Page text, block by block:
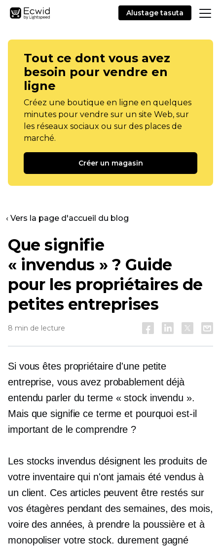
Alustage tasuta
Tout ce dont vous avez
besoin pour vendre en
ligne
Créez une boutique en ligne en quelques
minutes pour vendre sur un site Web, sur
les réseaux sociaux ou sur des places de
marché.
Créer un magasin
‹ Vers la page d'accueil du blog
Que signifie
« invendus » ? Guide
pour les propriétaires de
petites entreprises
8 min de lecture
Si vous êtes propriétaire d'une petite
entreprise, vous avez probablement déjà
entendu parler du terme « stock invendu ».
Mais que signifie ce terme et pourquoi est-il
important de le comprendre ?
Les stocks invendus désignent les produits de
votre inventaire qui n'ont jamais été vendus à
un client. Ces articles peuvent être restés sur
vos étagères pendant des semaines, des mois,
voire des années, à prendre la poussière et à
monopoliser votre stock. durement gagné